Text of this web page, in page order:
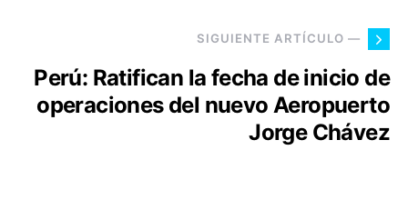
SIGUIENTE ARTÍCULO —
Perú: Ratifican la fecha de inicio de
operaciones del nuevo Aeropuerto
Jorge Chávez